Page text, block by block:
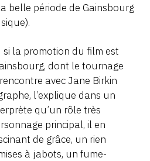
belle période de Gainsbourg
si la promotion du film est
dont le tournage
avec Jane Birkin
l’explique dans un
qu’un rôle très
principal, il en
de grâce, un rien
à jabots, un fume-